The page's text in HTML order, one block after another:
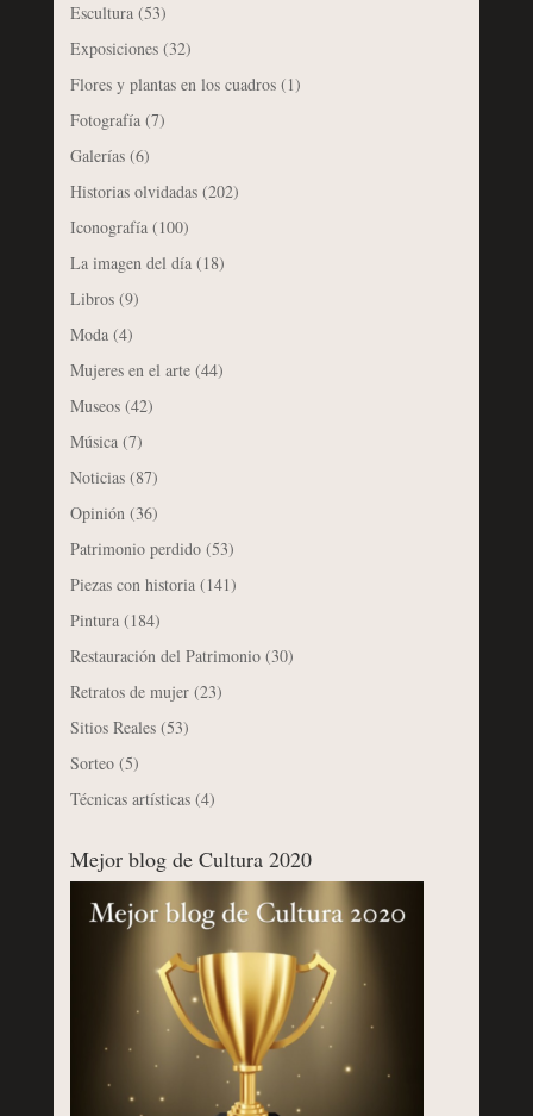
Escultura(53)
Exposiciones(32)
Flores y plantas en los cuadros(1)
Fotografía(7)
Galerías(6)
Historias olvidadas(202)
Iconografía(100)
La imagen del día(18)
Libros(9)
Moda(4)
Mujeres en el arte(44)
Museos(42)
Música(7)
Noticias(87)
Opinión(36)
Patrimonio perdido(53)
Piezas con historia(141)
Pintura(184)
Restauración del Patrimonio(30)
Retratos de mujer(23)
Sitios Reales(53)
Sorteo(5)
Técnicas artísticas(4)
Mejor blog de Cultura 2020